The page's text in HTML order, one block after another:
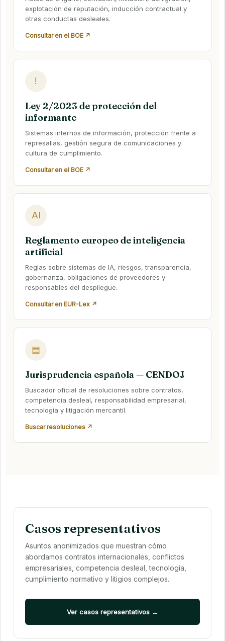
explotación de reputación, inducción contractual y
otras conductas desleales.
Consultar en el BOE ↗
!
Ley 2/2023 de protección del
informante
Sistemas internos de información, protección frente a
represalias, gestión segura de comunicaciones y
cultura de cumplimiento.
Consultar en el BOE ↗
AI
Reglamento europeo de inteligencia
artificial
Reglas sobre sistemas de IA, riesgos, transparencia,
gobernanza, obligaciones de proveedores y
responsables del despliegue.
Consultar en EUR-Lex ↗
▤
Jurisprudencia española — CENDOJ
Buscador oficial de resoluciones sobre contratos,
competencia desleal, responsabilidad empresarial,
tecnología y litigación mercantil.
Buscar resoluciones ↗
Casos representativos
Asuntos anonimizados que muestran cómo
abordamos contratos internacionales, conflictos
empresariales, competencia desleal, tecnología,
cumplimiento normativo y litigios complejos.
Ver casos representativos →